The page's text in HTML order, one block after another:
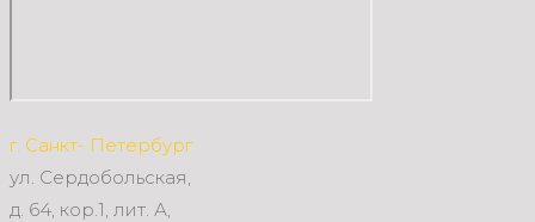
г. Санкт- Петербург
ул. Сердобольская,
д. 64, кор.1, лит. А,